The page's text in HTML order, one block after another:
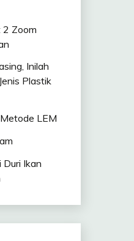
2 Zoom
Inilah
Plastik
LEM
Ikan